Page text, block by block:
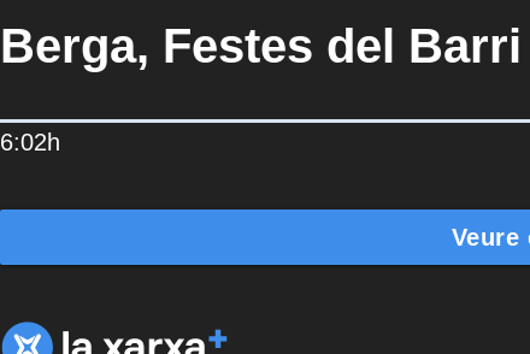
Berga, Festes del
6:02h
Veure